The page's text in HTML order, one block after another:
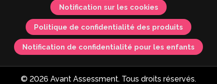
Notification sur les cookies
Politique de confidentialité des produits
Notification de confidentialité pour les enfants
© 2026 Avant Assessment. Tous droits réservés.